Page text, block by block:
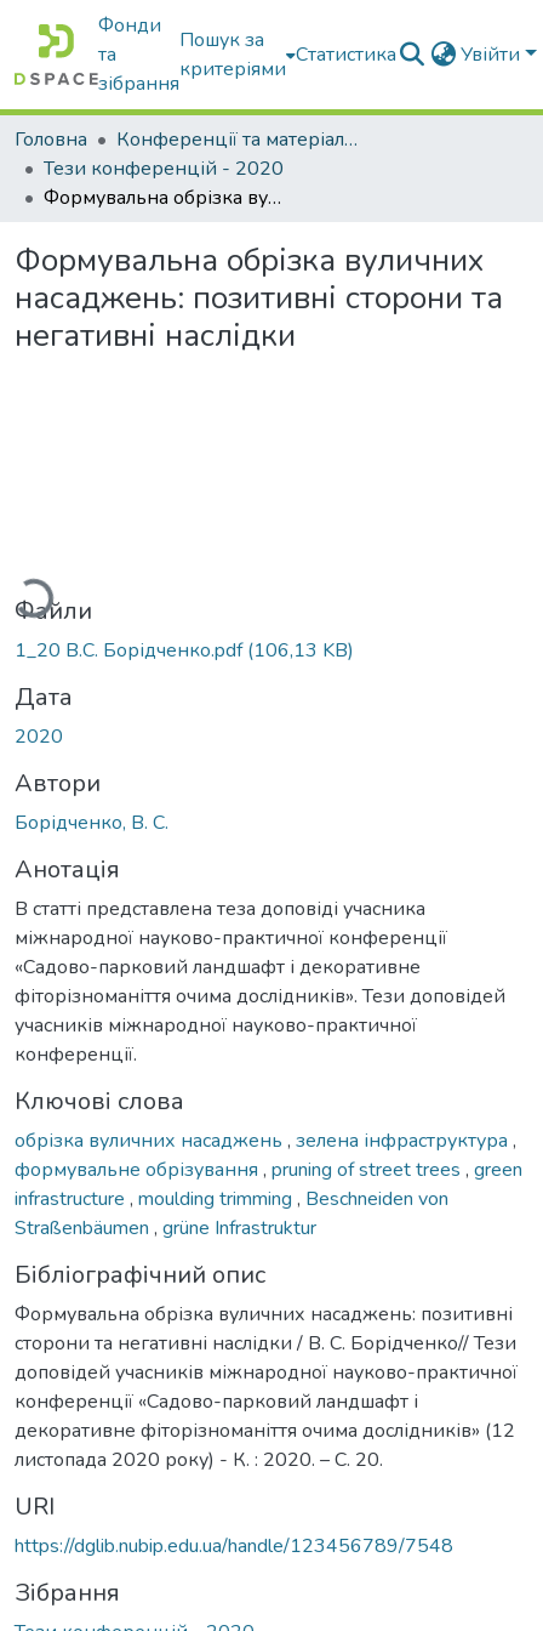
Фонди
та
зібрання
Пошук за
критеріями
Статистика Увійти
Головна
Конференції та матеріали конференцій
Тези конференцій - 2020
Формувальна обрізка вуличних насаджень: позитивні сторони та негативні наслідки
Формувальна обрізка вуличних
насаджень: позитивні сторони та
негативні наслідки
Файли
1_20 В.С. Борідченко.pdf(106,13 KB)
Дата
2020
Автори
Борідченко, B. С.
Анотація
В статті представлена теза доповіді учасника
міжнародної науково-практичної конференції
«Садово-парковий ландшафт і декоративне
фіторізноманіття очима дослідників». Тези доповідей
учасників міжнародної науково-практичної
конференції.
Ключові слова
обрізка вуличних насаджень , зелена інфраструктура ,
формувальне обрізування , pruning of street trees , green
infrastructure , moulding trimming , Beschneiden von
Straßenbäumen , grüne Infrastruktur
Бібліографічний опис
Формувальна обрізка вуличних насаджень: позитивні
сторони та негативні наслідки / B. С. Борідченко// Тези
доповідей учасників міжнародної науково-практичної
конференції «Садово-парковий ландшафт і
декоративне фіторізноманіття очима дослідників» (12
листопада 2020 року) - К. : 2020. – С. 20.
URI
https://dglib.nubip.edu.ua/handle/123456789/7548
Зібрання